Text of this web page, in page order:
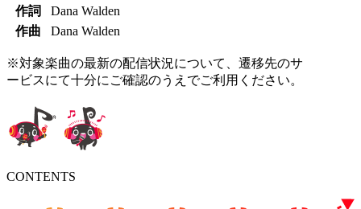
作詞
Dana Walden
作曲
Dana Walden
※対象楽曲の最新の配信状況について、遷移先のサ
ービスにて十分にご確認のうえでご利用ください。
CONTENTS